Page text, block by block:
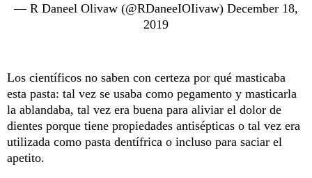
— R Daneel Olivaw (@RDaneeIOIivaw) December 18,
2019
Los científicos no saben con certeza por qué masticaba
esta pasta: tal vez se usaba como pegamento y masticarla
la ablandaba, tal vez era buena para aliviar el dolor de
dientes porque tiene propiedades antisépticas o tal vez era
utilizada como pasta dentífrica o incluso para saciar el
apetito.